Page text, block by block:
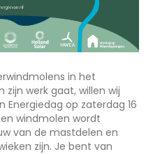
in het
zijn werk gaat, willen wij
op zaterdag 16
windmolen wordt
van de mastdelen en
zijn. Je bent van